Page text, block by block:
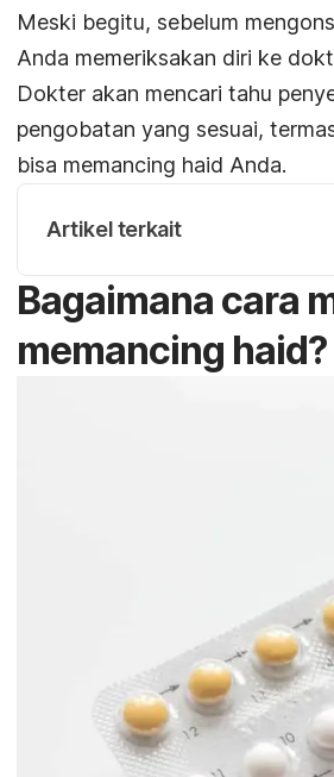
Meski begitu, sebelum
Anda memeriksakan diri ke
Dokter akan mencari tahu
pengobatan yang sesuai,
bisa memancing haid Anda.
Artikel terkait
Bagaimana cara
memancing haid?